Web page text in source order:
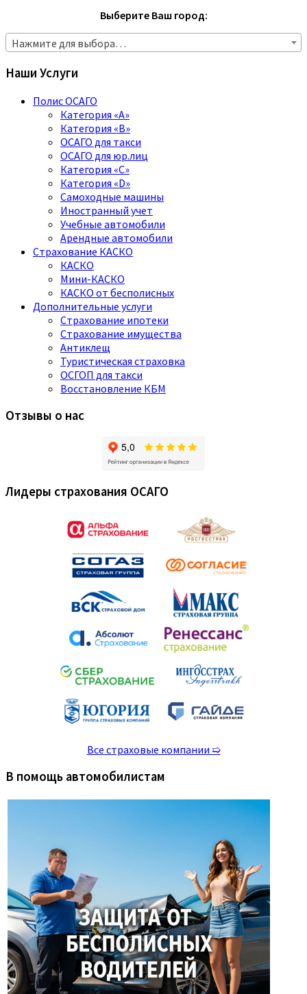
Выберите Ваш город:
Нажмите для выбора…
Наши Услуги
Полис ОСАГО
Категория «A»
Категория «B»
ОСАГО для такси
ОСАГО для юр.лиц
Категория «C»
Категория «D»
Самоходные машины
Иностранный учет
Учебные автомобили
Арендные автомобили
Страхование КАСКО
КАСКО
Мини-КАСКО
КАСКО от бесполисных
Дополнительные услуги
Страхование ипотеки
Страхование имущества
Антиклещ
Туристическая страховка
ОСГОП для такси
Восстановление КБМ
Отзывы о нас
Лидеры страхования ОСАГО
Все страховые компании ➯
В помощь автомобилистам